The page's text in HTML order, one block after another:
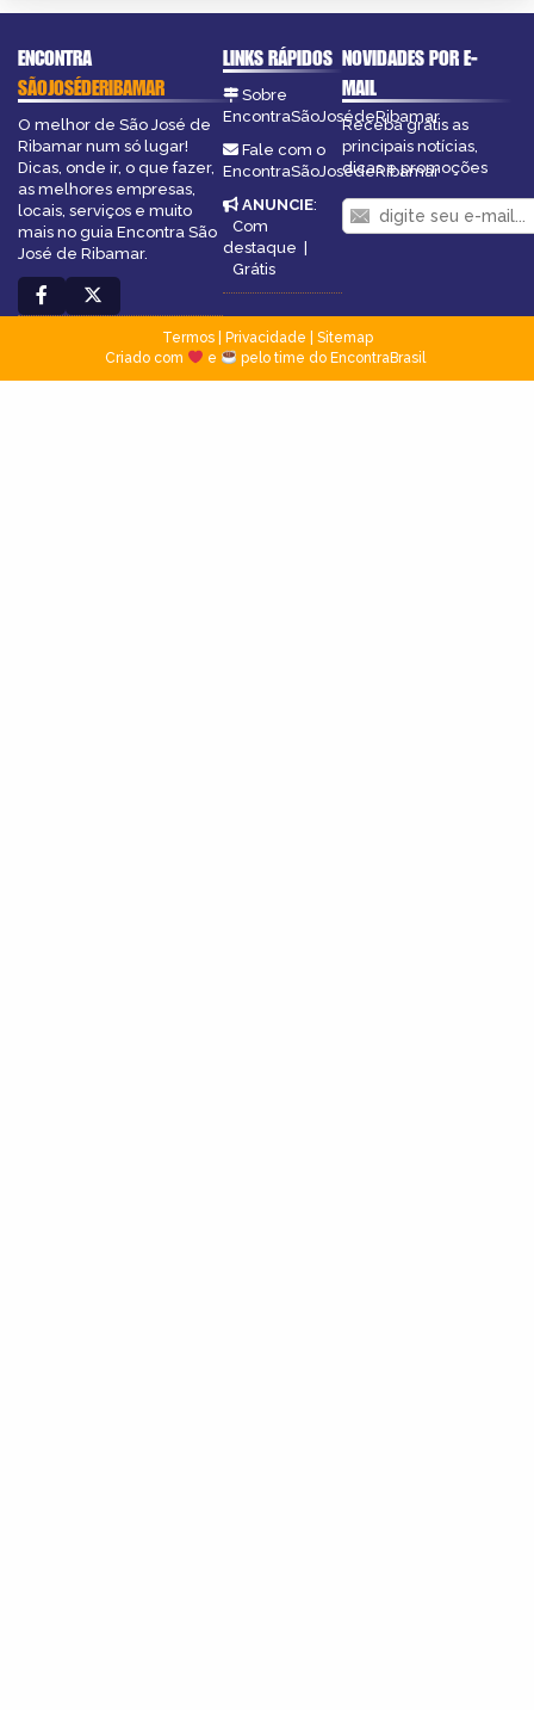
ENCONTRA
SÃOJOSÉDERIBAMAR
O melhor de São José de
Ribamar num só lugar!
Dicas, onde ir, o que fazer,
as melhores empresas,
locais, serviços e muito
mais no guia Encontra São
José de Ribamar.
LINKS RÁPIDOS
Sobre
EncontraSãoJosédeRibamar
Fale com o
EncontraSãoJosédeRibamar
ANUNCIE:
Com
destaque |
Grátis
NOVIDADES POR E-
MAIL
Receba grátis as
principais notícias,
dicas e promoções
Termos| Privacidade
Sitemap
Criado com
e pelo time do EncontraBrasil